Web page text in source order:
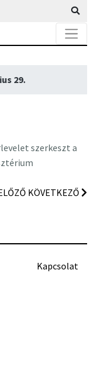
29.
szerkeszt a
KÖVETKEZŐ
Kapcsolat